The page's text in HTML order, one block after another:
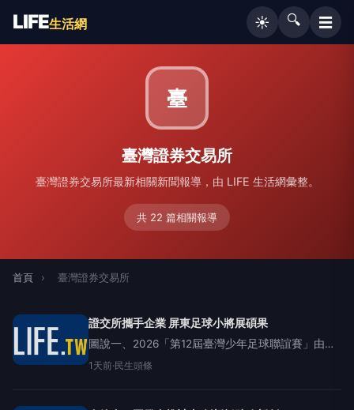
LIFE生活網 ☀️ 🔍 ☰
臺
臺灣證券交易所
臺灣證券交易所最新相關新聞報導，由 LIFE 生活網彙整。
共 22 篇相關報導
首頁 › 臺灣證券交易所
證交所攜手企業 屏東足球小將展碩果
圖說一、2026「第12屆臺灣少年足球聯誼賽」由證
交所、期交所、集保結算所與寶成集團共同贊助屏
財經中心/綜合報導
1天前·民生頭條